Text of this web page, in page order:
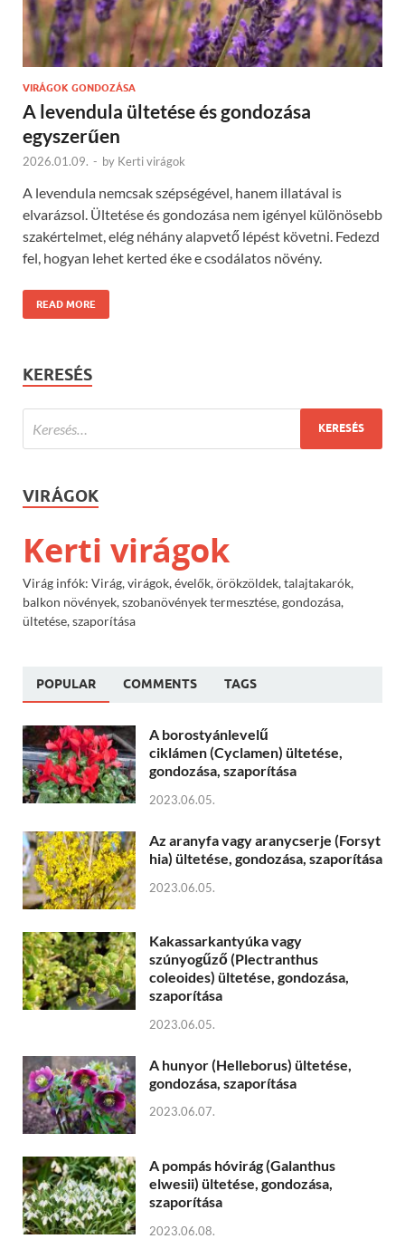
VIRÁGOK GONDOZÁSA
A levendula ültetése és gondozása
egyszerűen
2026.01.09. - by Kerti virágok
A levendula nemcsak szépségével, hanem illatával is
elvarázsol. Ültetése és gondozása nem igényel különösebb
szakértelmet, elég néhány alapvető lépést követni. Fedezd
fel, hogyan lehet kerted éke e csodálatos növény.
READ MORE
KERESÉS
VIRÁGOK
Kerti virágok
Virág infók: Virág, virágok, évelők, örökzöldek, talajtakarók,
balkon növények, szobanövények termesztése, gondozása,
ültetése, szaporítása
POPULAR COMMENTS TAGS
A borostyánlevelű
ciklámen (Cyclamen) ültetése,
gondozása, szaporítása
2023.06.05.
Az aranyfa vagy aranycserje (Forsyt
hia) ültetése, gondozása, szaporítása
2023.06.05.
Kakassarkantyúka vagy
szúnyogűző (Plectranthus
coleoides) ültetése, gondozása,
szaporítása
2023.06.05.
A hunyor (Helleborus) ültetése,
gondozása, szaporítása
2023.06.07.
A pompás hóvirág (Galanthus
elwesii) ültetése, gondozása,
szaporítása
2023.06.08.